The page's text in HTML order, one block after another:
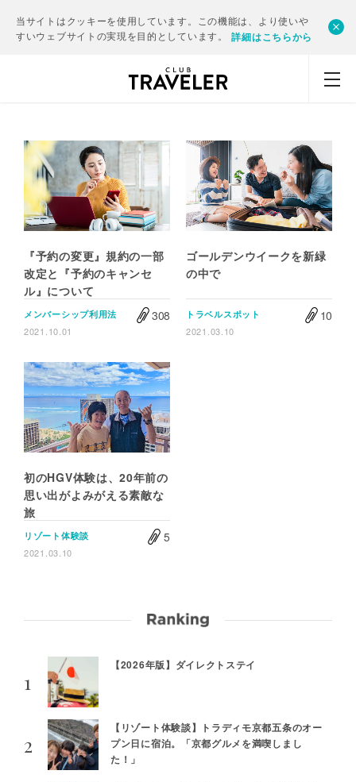
当サイトはクッキーを使用しています。この機能は、より使いや
すいウェブサイトの実現を目的としています。
詳細はこちらから
『予約の変更』規約の一部
改定と『予約のキャンセ
ル』について
メンバーシップ利用法
2021.10.01
308
ゴールデンウイークを新緑
の中で
トラベルスポット
2021.03.10
10
初のHGV体験は、20年前の
思い出がよみがえる素敵な
旅
リゾート体験談
2021.03.10
5
【2026年版】ダイレクトステイ
【リゾート体験談】トラディモ京都五条のオー
プン日に宿泊。「京都グルメを満喫しまし
た！」